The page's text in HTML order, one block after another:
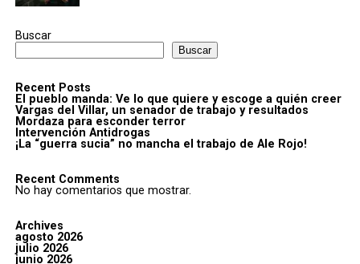
Buscar
Buscar
Recent Posts
El pueblo manda: Ve lo que quiere y escoge a quién creer
Vargas del Villar, un senador de trabajo y resultados
Mordaza para esconder terror
Intervención Antidrogas
¡La “guerra sucia” no mancha el trabajo de Ale Rojo!
Recent Comments
No hay comentarios que mostrar.
Archives
agosto 2026
julio 2026
junio 2026